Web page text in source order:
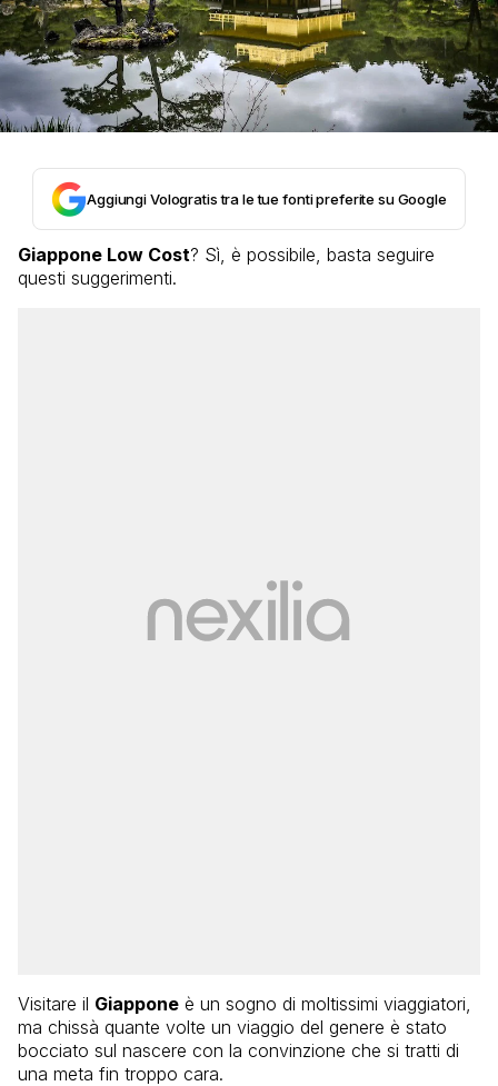
Aggiungi Vologratis tra le tue fonti preferite su Google
Giappone Low Cost? Sì, è possibile, basta seguire
questi suggerimenti.
Visitare il Giappone è un sogno di moltissimi viaggiatori,
ma chissà quante volte un viaggio del genere è stato
bocciato sul nascere con la convinzione che si tratti di
una meta fin troppo cara.